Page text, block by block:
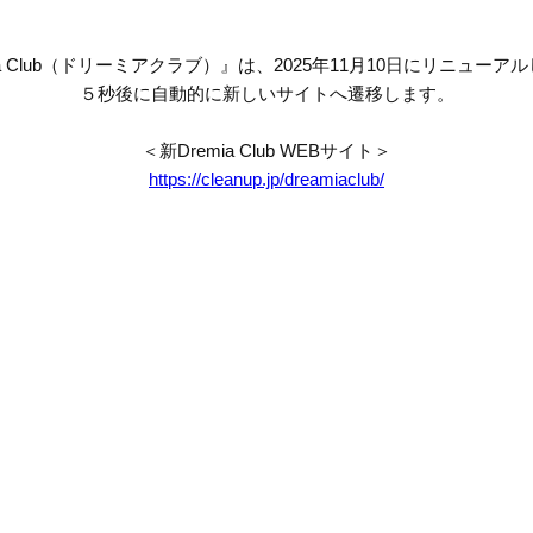
Club（ドリーミアクラブ）』は、2025年11月10日にリニューアル
５秒後に自動的に新しいサイトへ遷移します。
＜新Dremia Club WEBサイト＞
https://cleanup.jp/dreamiaclub/